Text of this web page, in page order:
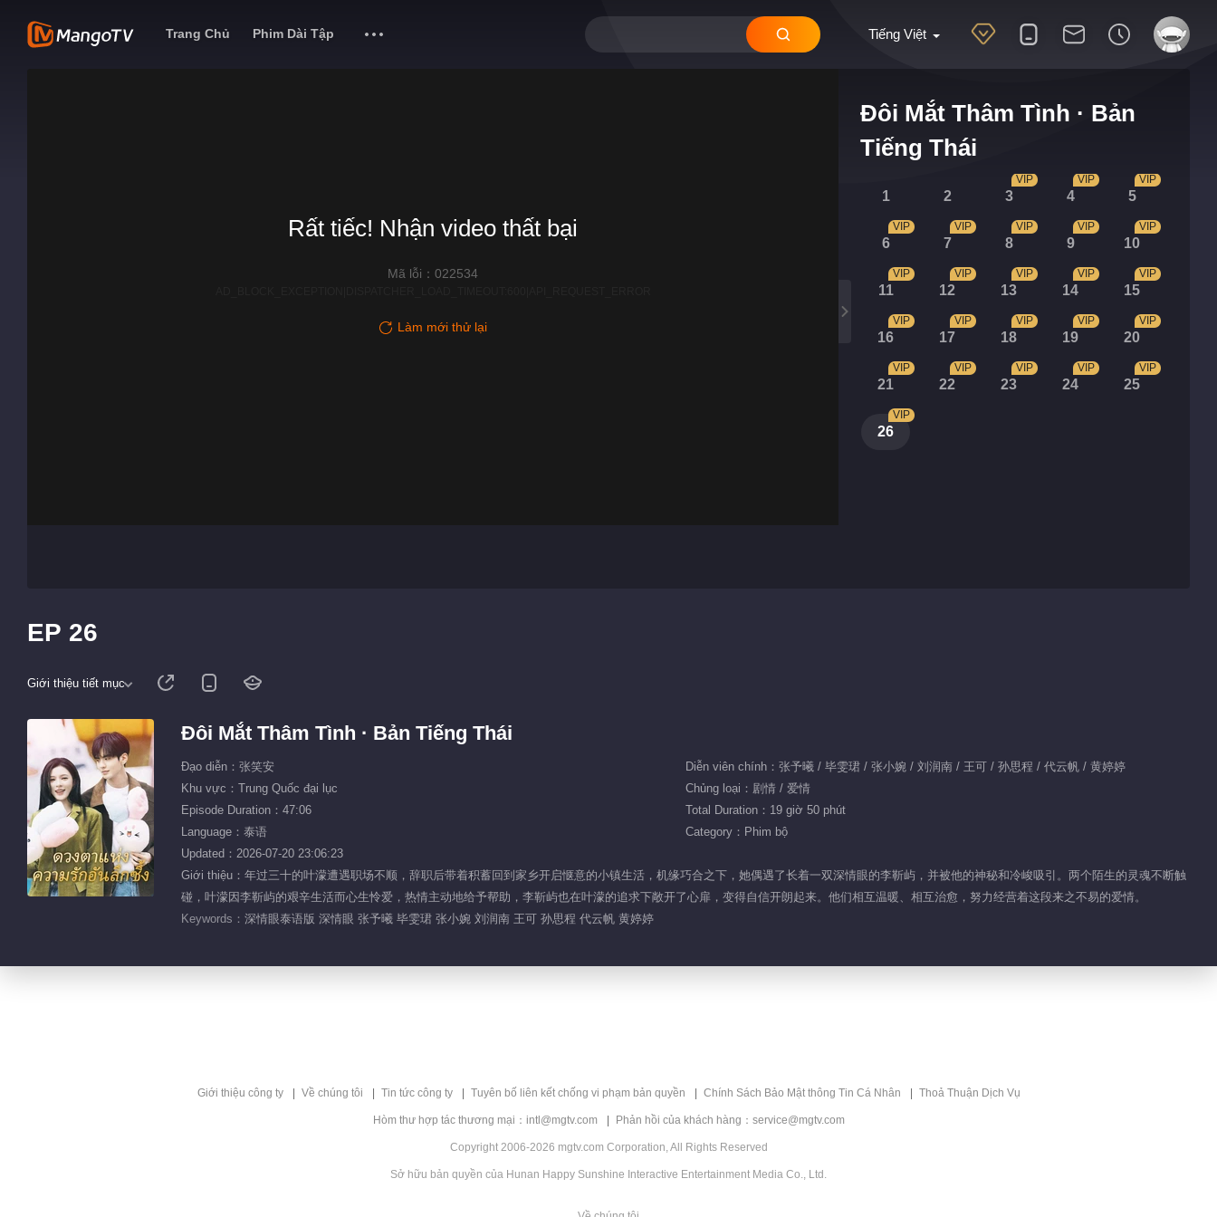
Tiếng Việt
Trang Chủ Phim Dài Tập
Đôi Mắt Thâm Tình · Bản
Tiếng Thái
1 2 3
VIP
4
VIP
5
VIP
6
VIP
7
VIP
8
VIP
9
VIP
10
VIP
11
VIP
12
VIP
13
VIP
14
VIP
15
VIP
16
VIP
17
VIP
18
VIP
19
VIP
20
VIP
21
VIP
22
VIP
23
VIP
24
VIP
25
VIP
26
VIP
Rất tiếc! Nhận video thất bại
Mã lỗi：022534
Làm mới thử lại
EP 26
Giới thiệu tiết mục
Đôi Mắt Thâm Tình · Bản Tiếng Thái
Đạo diễn：张笑安
Diễn viên chính：张予曦 / 毕雯珺 / 张小婉 / 刘润南 / 王可 / 孙思程 / 代云帆 / 黄婷婷
Khu vực：Trung Quốc đại lục
Chủng loại：剧情 / 爱情
Episode Duration：47:06
Total Duration：19 giờ 50 phút
Language：泰语
Category：Phim bộ
Updated：2026-07-20 23:06:23
Giới thiệu：年过三十的叶濛遭遇职场不顺，辞职后带着积蓄回到家乡开启惬意的小镇生活，机缘巧合之下，她偶遇了长着一双深情眼的李靳屿，并被他的神秘和冷峻吸引。两个陌生的灵魂不断触
碰，叶濛因李靳屿的艰辛生活而心生怜爱，热情主动地给予帮助，李靳屿也在叶濛的追求下敞开了心扉，变得自信开朗起来。他们相互温暖、相互治愈，努力经营着这段来之不易的爱情。
Keywords： 深情眼泰语版 深情眼 张予曦 毕雯珺 张小婉 刘润南 王可 孙思程 代云帆 黄婷婷
Giới thiệu công ty Về chúng tôi Tin tức công ty Tuyên bố liên kết chống vi phạm bản quyền Chính Sách Bảo Mật thông Tin Cá Nhân Thoả Thuận Dịch Vụ
Hòm thư hợp tác thương mại：intl@mgtv.com Phản hồi của khách hàng：service@mgtv.com
Copyright 2006-2026 mgtv.com Corporation, All Rights Reserved
Sở hữu bản quyền của Hunan Happy Sunshine Interactive Entertainment Media Co., Ltd.